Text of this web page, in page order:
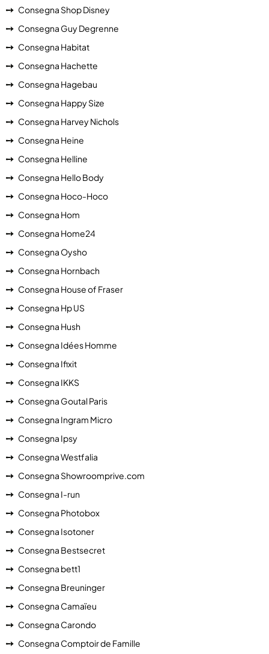
Consegna Shop Disney
Consegna Guy Degrenne
Consegna Habitat
Consegna Hachette
Consegna Hagebau
Consegna Happy Size
Consegna Harvey Nichols
Consegna Heine
Consegna Helline
Consegna Hello Body
Consegna Hoco-Hoco
Consegna Hom
Consegna Home24
Consegna Oysho
Consegna Hornbach
Consegna House of Fraser
Consegna Hp US
Consegna Hush
Consegna Idées Homme
Consegna Ifixit
Consegna IKKS
Consegna Goutal Paris
Consegna Ingram Micro
Consegna Ipsy
Consegna Westfalia
Consegna Showroomprive.com
Consegna I-run
Consegna Photobox
Consegna Isotoner
Consegna Bestsecret
Consegna bett1
Consegna Breuninger
Consegna Camaïeu
Consegna Carondo
Consegna Comptoir de Famille